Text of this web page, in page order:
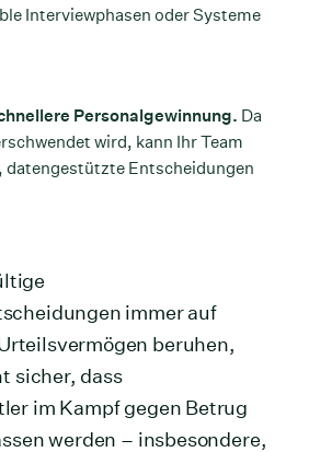
Interviewphasen oder Systeme
Personalgewinnung. Da
wird, kann Ihr Team
datengestützte Entscheidungen
immer auf
beruhen,
sicher, dass
im Kampf gegen Betrug
werden – insbesondere,